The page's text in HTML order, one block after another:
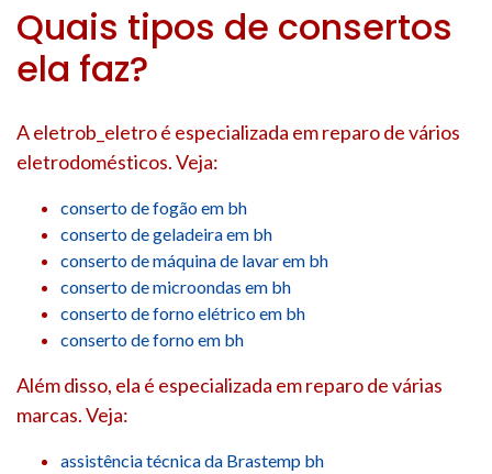
Quais tipos de consertos
ela faz?
A eletrob_eletro é especializada em reparo de vários
eletrodomésticos. Veja:
conserto de fogão em bh
conserto de geladeira em bh
conserto de máquina de lavar em bh
conserto de microondas em bh
conserto de forno elétrico em bh
conserto de forno em bh
Além disso, ela é especializada em reparo de várias
marcas. Veja:
assistência técnica da Brastemp bh